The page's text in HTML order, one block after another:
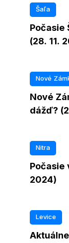
Šaľa
Počasie
(28. 11.
Nové
Nové
dážď?
Nitra
Počasie
2024)
Levice